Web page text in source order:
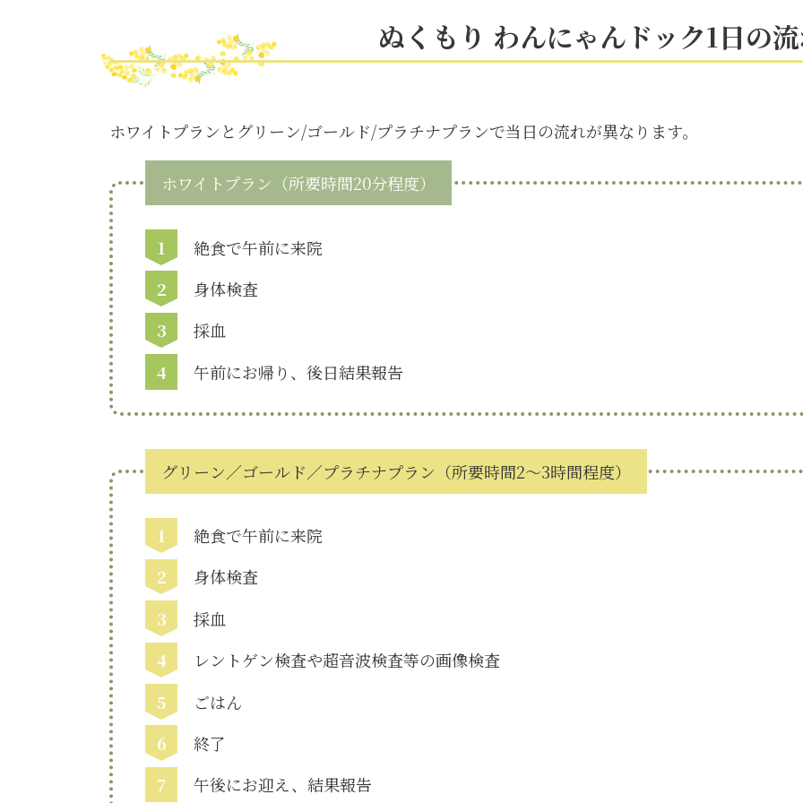
ぬくもり わんにゃんドック1日の
ホワイトプランとグリーン/ゴールド/プラチナプランで当日の流れが異なります。
ホワイトプラン（所要時間20分程度）
1
絶食で午前に来院
2
身体検査
3
採血
4
午前にお帰り、後日結果報告
グリーン／ゴールド／プラチナプラン （所要時間2～3時間程度）
1
絶食で午前に来院
2
身体検査
3
採血
4
レントゲン検査や超音波検査等の画像検査
5
ごはん
6
終了
7
午後にお迎え、結果報告